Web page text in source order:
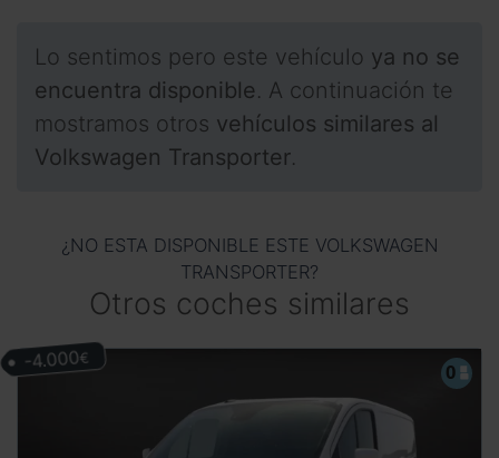
Lo sentimos pero este vehículo ya no se
encuentra disponible. A continuación te
mostramos otros vehículos similares al
Volkswagen Transporter.
¿NO ESTA DISPONIBLE ESTE VOLKSWAGEN
TRANSPORTER?
Otros coches similares
-4.000€